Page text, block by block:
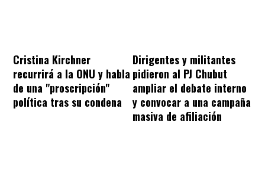
Cristina Kirchner
recurrirá a la ONU y habla
de una "proscripción"
política tras su condena
Dirigentes y militantes
pidieron al PJ Chubut
ampliar el debate interno
y convocar a una campaña
masiva de afiliación